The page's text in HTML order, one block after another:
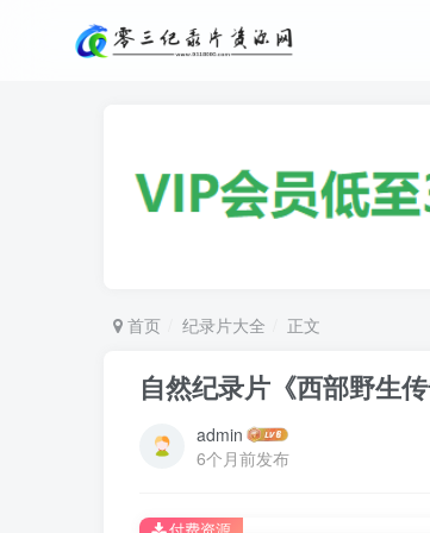
首页 纪录片大全 正文
自然纪录片《西部野生
admin
6个月前发布